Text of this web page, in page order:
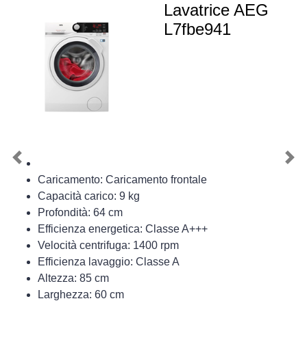
Lavatrice AEG
L7fbe941
Caricamento: Caricamento frontale
Capacità carico: 9 kg
Profondità: 64 cm
Efficienza energetica: Classe A+++
Velocità centrifuga: 1400 rpm
Efficienza lavaggio: Classe A
Altezza: 85 cm
Larghezza: 60 cm
Previous